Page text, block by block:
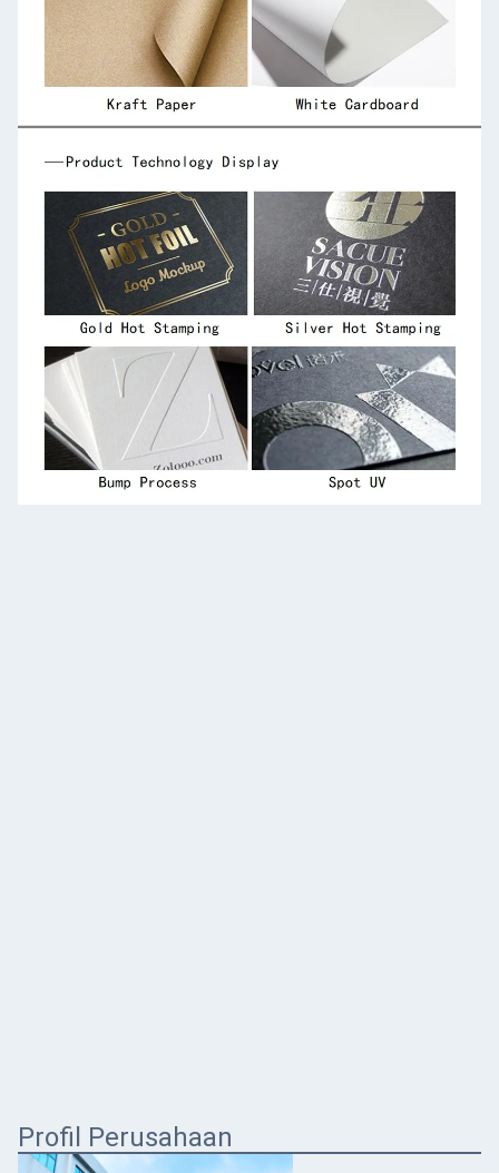
Profil Perusahaan